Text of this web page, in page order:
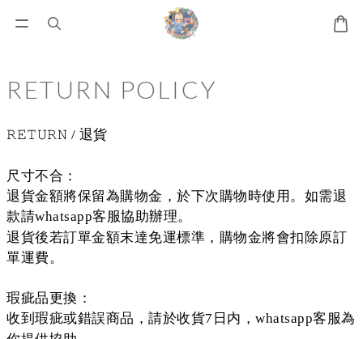
RETURN POLICY
𝚁𝙴𝚃𝚄𝚁𝙽 / 退貨
尺寸不合：
退貨金額將保留為購物金，於下次購物時使用。如需退
款請whatsapp客服協助辦理。
退貨後若訂單金額末達免運標準，購物金將會扣除原訂
單運費。
瑕疵品更換：
收到瑕疵或錯誤商品，請於收貨7 日内， whatsapp客服為